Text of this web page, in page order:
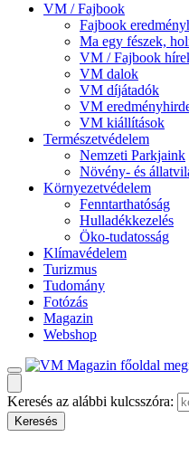
VM / Fajbook
Fajbook
Ma egy fészek,
VM / Fajbook
VM dalok
VM díjátadók
VM
VM kiállítások
Természetvédelem
Nemzeti Parkjaink
Növény- és
Környezetvédelem
Fenntarthatóság
Hulladékkezelés
Öko-tudatosság
Klímavédelem
Turizmus
Tudomány
Fotózás
Magazin
Webshop
Keresés az alábbi kulcsszóra: